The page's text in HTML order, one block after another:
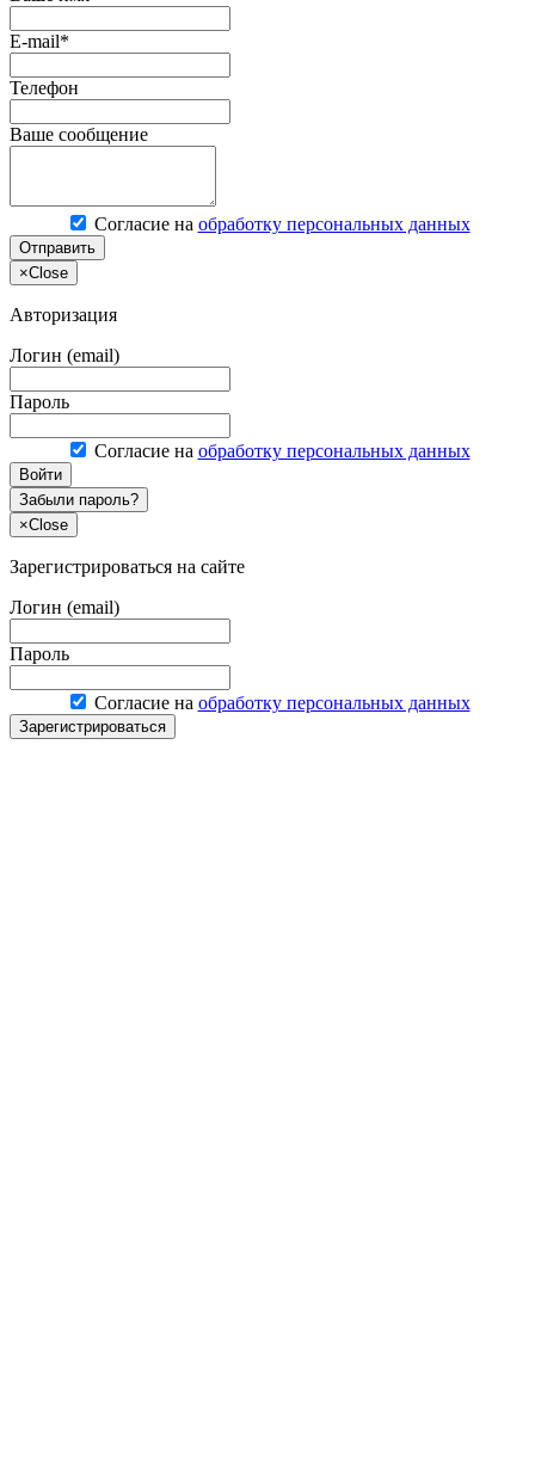
E-mail*
Телефон
Ваше сообщение
Согласие на обработку персональных данных
Отправить
×Close
Авторизация
Логин (email)
Пароль
Согласие на обработку персональных данных
Войти
Забыли пароль?
×Close
Зарегистрироваться на сайте
Логин (email)
Пароль
Согласие на обработку персональных данных
Зарегистрироваться